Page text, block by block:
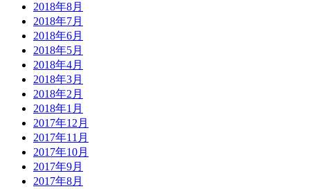
2018年8月
2018年7月
2018年6月
2018年5月
2018年4月
2018年3月
2018年2月
2018年1月
2017年12月
2017年11月
2017年10月
2017年9月
2017年8月